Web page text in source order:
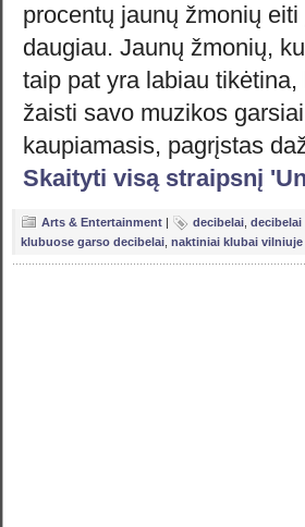
procentų jaunų žmonių
daugiau. Jaunų žmonių,
taip pat yra labiau
žaisti savo muzikos
kaupiamasis, pagrįstas
Skaityti visą straipsnį
Arts & Entertainment | decibelai
klubuose garso decibelai naktiniai klubai vilniuje